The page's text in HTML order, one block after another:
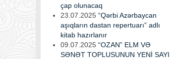
çap olunacaq
23.07.2025 “Qərbi Azərbaycan
aşıqların dastan repertuarı” adlı
kitab hazırlanır
09.07.2025 “OZAN” ELM VƏ
SƏNƏT TOPLUSUNUN YENİ SAYI